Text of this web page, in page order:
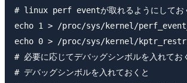
# linux perf eventが取れるようにしてお
echo 1 > /proc/sys/kernel/
echo 0 > /proc/sys/kernel/
# 必要に応じてデバッグシンボルを入れてお
# デバッグシンボルを入れておくと